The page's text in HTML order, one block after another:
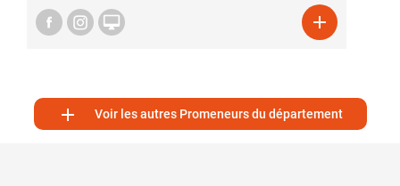
 
 Voir les autres Promeneurs du département